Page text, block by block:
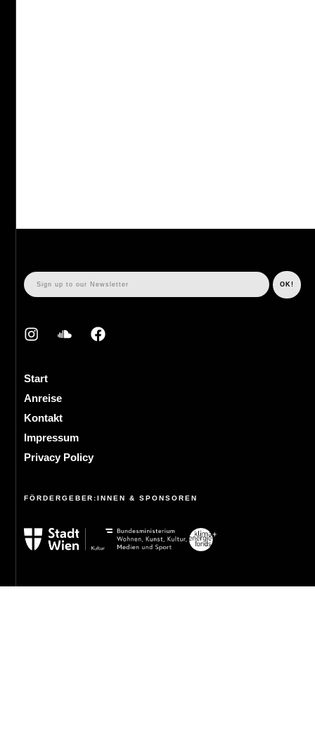
Start
Anreise
Kontakt
Impressum
Privacy Policy
FÖRDERGEBER:INNEN & SPONSOREN